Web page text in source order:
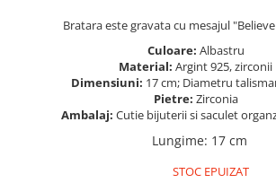
Bratara este gravata cu mesajul
Culoare: Albastru
Material: Argint 925, zirconii
Dimensiuni: 17 cm; Diametru
Pietre: Zirconia
Ambalaj: Cutie bijuterii si saculet
Lungime: 17 cm
STOC EPUIZAT